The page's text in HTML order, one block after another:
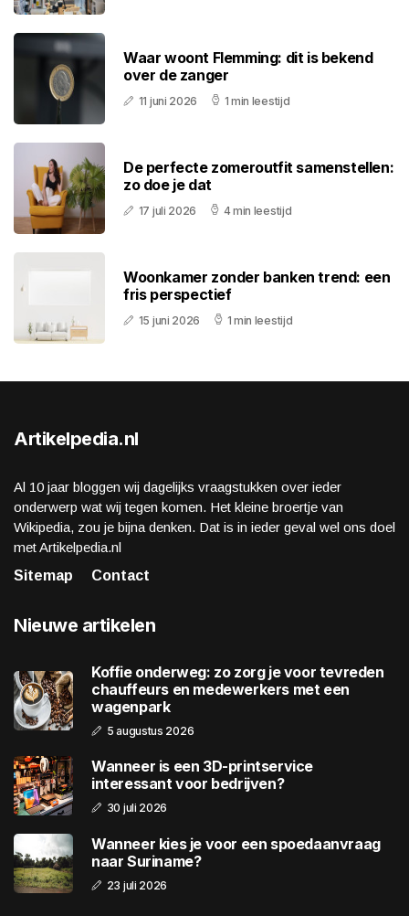
Waar woont Flemming: dit is bekend
over de zanger
11 juni 2026 1 min leestijd
De perfecte zomeroutfit samenstellen:
zo doe je dat
17 juli 2026 4 min leestijd
Woonkamer zonder banken trend: een
fris perspectief
15 juni 2026 1 min leestijd
Artikelpedia.nl
Al 10 jaar bloggen wij dagelijks vraagstukken over ieder
onderwerp wat wij tegen komen. Het kleine broertje van
Wikipedia, zou je bijna denken. Dat is in ieder geval wel ons doel
met Artikelpedia.nl
Sitemap
Contact
Nieuwe artikelen
Koffie onderweg: zo zorg je voor tevreden
chauffeurs en medewerkers met een
wagenpark
5 augustus 2026
Wanneer is een 3D-printservice
interessant voor bedrijven?
30 juli 2026
Wanneer kies je voor een spoedaanvraag
naar Suriname?
23 juli 2026